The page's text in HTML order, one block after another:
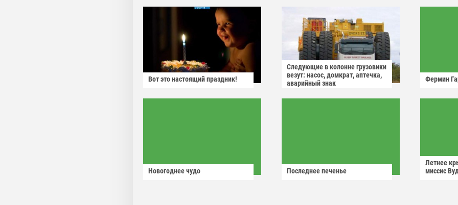
Вот это настоящий праздник!
Следующие в колонне грузовики
везут: насос, домкрат, аптечка,
аварийный знак
Фермин
Новогоднее чудо Последнее печенье
Летнее
миссис